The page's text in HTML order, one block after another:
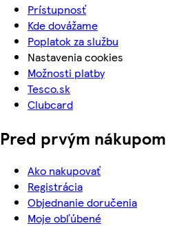
Prístupnosť
Kde dovážame
Poplatok za službu
Nastavenia cookies
Možnosti platby
Tesco.sk
Clubcard
Pred prvým nákupom
Ako nakupovať
Registrácia
Objednanie doručenia
Moje obľúbené